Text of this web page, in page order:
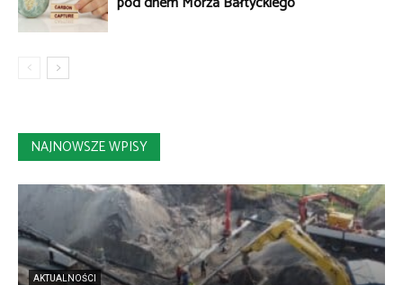
NAJNOWSZE WPISY
AKTUALNOŚCI